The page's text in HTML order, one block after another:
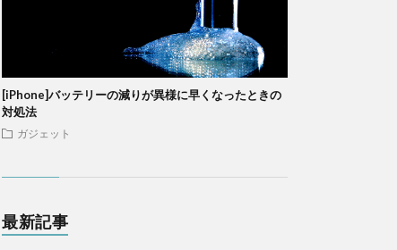
[iPhone]バッテリーの減りが異様に早くなったときの
対処法
ガジェット
最新記事